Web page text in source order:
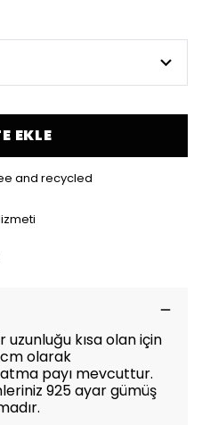
EKLE
and recycled
kısa olan için
olarak
payı mevcuttur.
925 ayar gümüş